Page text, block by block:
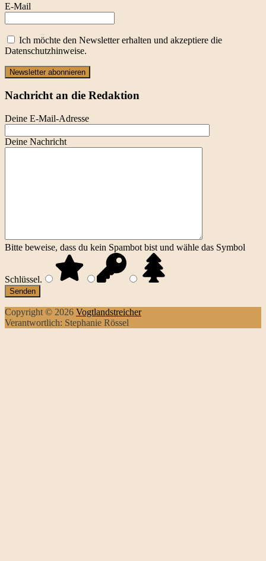
E-Mail
Ich möchte den Newsletter erhalten und akzeptiere die
Datenschutzhinweise.
Newsletter abonnieren
Nachricht an die Redaktion
Deine E-Mail-Adresse
Deine Nachricht
Bitte beweise, dass du kein Spambot bist und wähle das Symbol
Schlüssel.
Copyright © 2026 Vogtlandstreicher
Verantwortlich: Stephanie Rössel